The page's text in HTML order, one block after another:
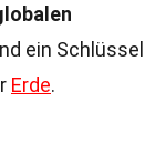
ein Schlüssel
Erde.